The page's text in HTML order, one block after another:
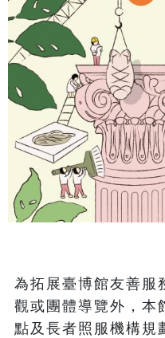
為拓展臺博館友善服
觀或團體導覽外，本
點及長者照服機構規